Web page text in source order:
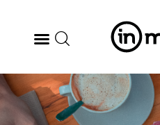
BODEGAS